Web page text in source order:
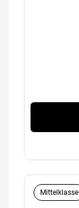
Mittelklasse